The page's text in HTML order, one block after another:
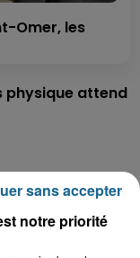
Omer, les
physique attend
le ciel de
notre priorité
sans accepter